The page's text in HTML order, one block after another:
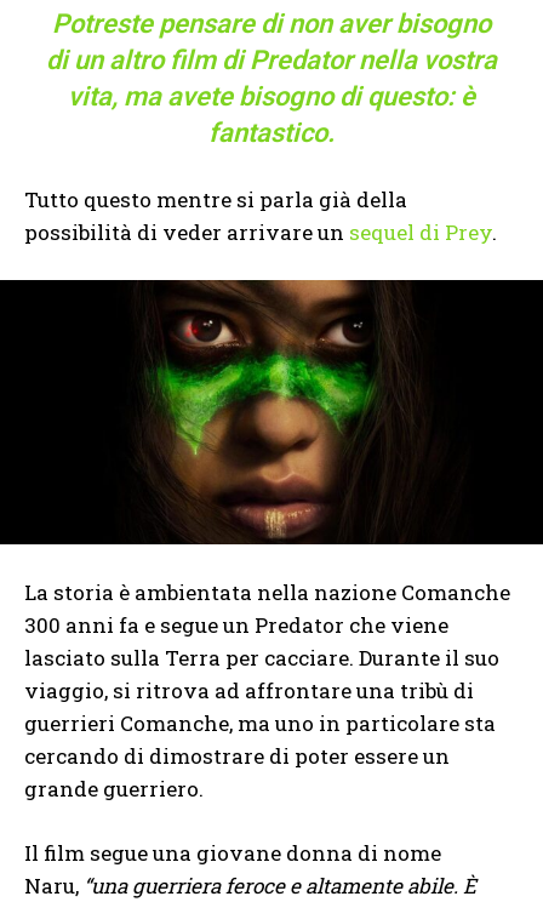
Potreste pensare di non aver bisogno
di un altro film di Predator nella vostra
vita, ma avete bisogno di questo: è
fantastico.
Tutto questo mentre si parla già della
possibilità di veder arrivare un sequel di Prey.
La storia è ambientata nella nazione Comanche
300 anni fa e segue un Predator che viene
lasciato sulla Terra per cacciare. Durante il suo
viaggio, si ritrova ad affrontare una tribù di
guerrieri Comanche, ma uno in particolare sta
cercando di dimostrare di poter essere un
grande guerriero.
Il film segue una giovane donna di nome
Naru, “una guerriera feroce e altamente abile. È